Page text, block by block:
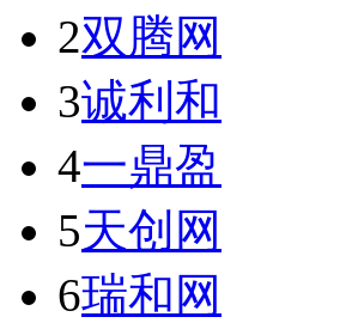
2双腾网
3诚利和
4一鼎盈
5天创网
6瑞和网